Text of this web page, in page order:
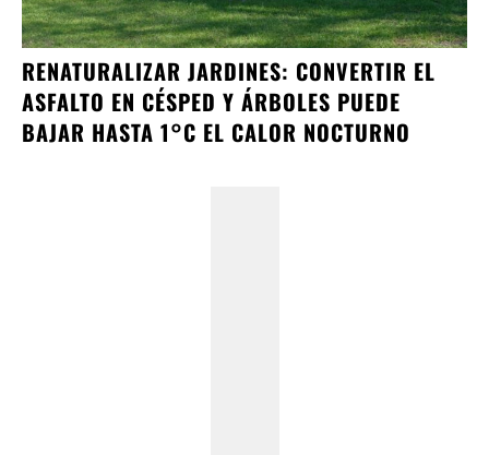
RENATURALIZAR JARDINES: CONVERTIR EL
ASFALTO EN CÉSPED Y ÁRBOLES PUEDE
BAJAR HASTA 1°C EL CALOR NOCTURNO